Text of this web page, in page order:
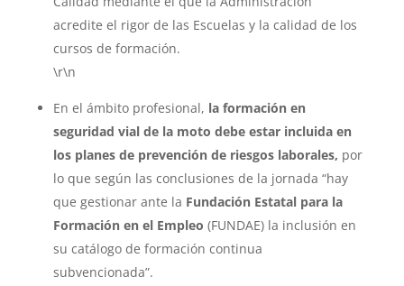
acredite el rigor de las Escuelas y la calidad de los
cursos de formación.
\r\n
En el ámbito profesional, la formación en
seguridad vial de la moto debe estar incluida en
los planes de prevención de riesgos laborales, por
lo que según las conclusiones de la jornada “hay
que gestionar ante la Fundación Estatal para la
Formación en el Empleo (FUNDAE) la inclusión en
su catálogo de formación continua
subvencionada”.